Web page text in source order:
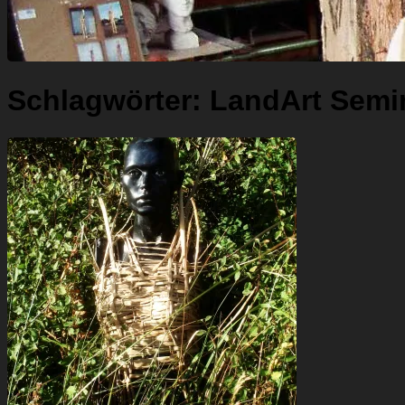
Schlagwörter: LandArt